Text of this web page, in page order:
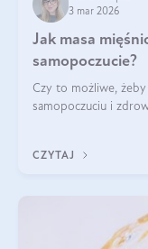
3 mar 2026
Jak masa
samopoczucie?
Czy to możliwe,
samopoczuciu i
wyjaśnimy.
CZYTAJ